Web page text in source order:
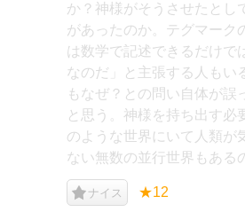
か？神様がそうさせたとし
があったのか。テグマーク
は数学で記述できるだけで
なのだ」と主張する人もい
もなぜ？との問い自体が誤
と思う。神様を持ち出す必
のような世界にいて人類が
ない無数の並行世界もある
ナイス ★12